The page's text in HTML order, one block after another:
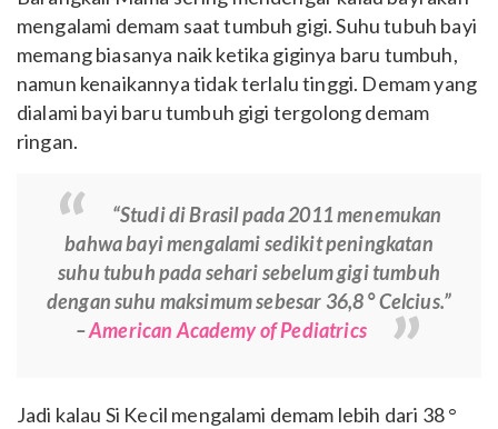
mengalami demam saat tumbuh gigi. Suhu tubuh bayi
memang biasanya naik ketika giginya baru tumbuh,
namun kenaikannya tidak terlalu tinggi. Demam yang
dialami bayi baru tumbuh gigi tergolong demam
ringan.
“Studi di Brasil pada 2011 menemukan
bahwa bayi mengalami sedikit peningkatan
suhu tubuh pada sehari sebelum gigi tumbuh
dengan suhu maksimum sebesar 36,8 ° Celcius.”
–American Academy of Pediatrics
Jadi kalau Si Kecil mengalami demam lebih dari 38 °